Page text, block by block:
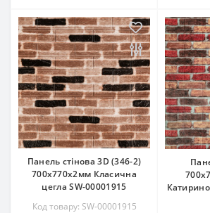
Панель стінова 3D (346-2)
700х770х2мм Класична
цегла SW-00001915
Код товару: SW-00001915